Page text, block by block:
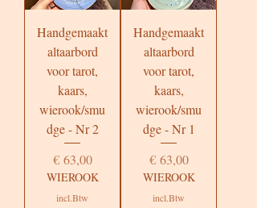
Handgemaakt
altaarbord
voor tarot,
kaars,
wierook/smu
dge - Nr 2
Prijs
€ 63,00
WIEROOK
incl.Btw
Handgemaakt
altaarbord
voor tarot,
kaars,
wierook/smu
dge - Nr 1
Prijs
€ 63,00
WIEROOK
incl.Btw